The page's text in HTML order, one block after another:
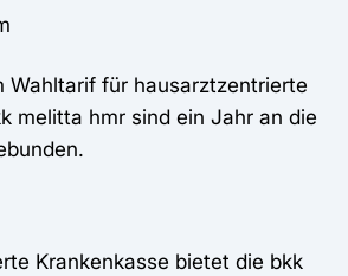
Wahltarif für hausarztzentrierte
melitta hmr sind ein Jahr an die
Krankenkasse bietet die bkk